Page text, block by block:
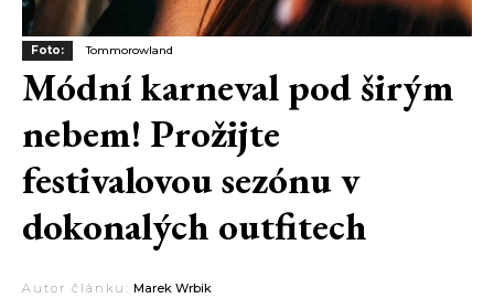
Foto: Tommorowland
Módní karneval pod širým
nebem! Prožijte
festivalovou sezónu v
dokonalých outfitech
Autor článku: Marek Wrbik